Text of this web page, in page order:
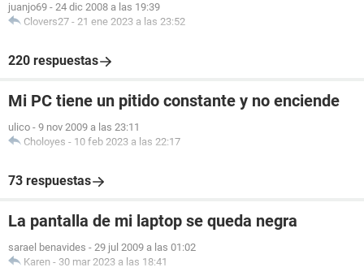
juanjo69 - 24 dic 2008 a las 19:39
Clovers27 - 21 ene 2023 a las 23:52
220 respuestas
Mi PC tiene un pitido constante y no enciende
ulico - 9 nov 2009 a las 23:11
Choloyes - 10 feb 2023 a las 22:17
73 respuestas
La pantalla de mi laptop se queda negra
sarael benavides - 29 jul 2009 a las 01:02
Karen - 30 mar 2023 a las 18:41